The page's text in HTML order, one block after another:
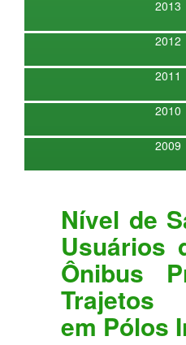
2013
2012
2011
2010
2009
Nível de
Usuários
Ônibus
Trajetos
em Pólos